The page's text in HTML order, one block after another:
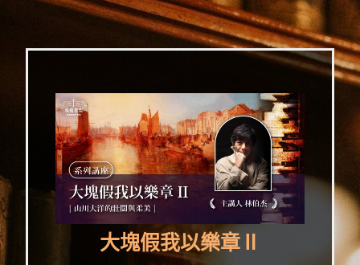
大塊假我以樂章Ⅱ